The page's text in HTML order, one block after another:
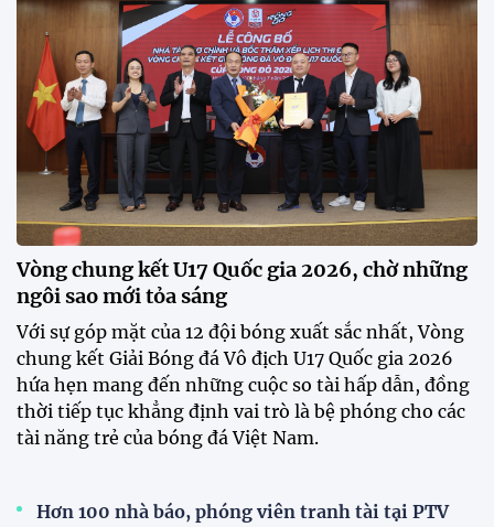
Vòng chung kết U17 Quốc gia 2026, chờ những
ngôi sao mới tỏa sáng
Với sự góp mặt của 12 đội bóng xuất sắc nhất, Vòng
chung kết Giải Bóng đá Vô địch U17 Quốc gia 2026
hứa hẹn mang đến những cuộc so tài hấp dẫn, đồng
thời tiếp tục khẳng định vai trò là bệ phóng cho các
tài năng trẻ của bóng đá Việt Nam.
Hơn 100 nhà báo, phóng viên tranh tài tại PTV